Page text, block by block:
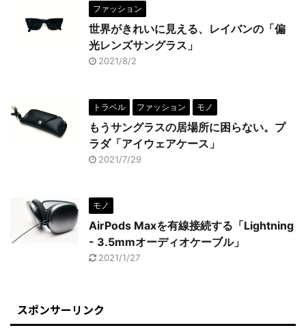
ファッション
世界がきれいに見える、レイバンの「偏
光レンズサングラス」
2021/8/2
トラベル ファッション モノ
もうサングラスの居場所に困らない。プ
ラダ「アイウェアケース」
2021/7/29
モノ
AirPods Maxを有線接続する「Lightning
- 3.5mmオーディオケーブル」
2021/1/27
スポンサーリンク